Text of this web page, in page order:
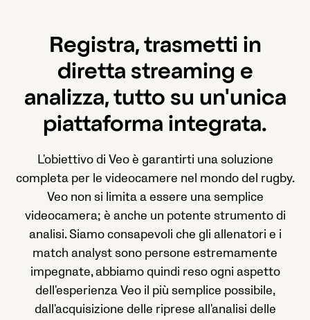
Registra, trasmetti in
diretta streaming e
analizza, tutto su un'unica
piattaforma integrata.
L'obiettivo di Veo è garantirti una soluzione
completa per le videocamere nel mondo del rugby.
Veo non si limita a essere una semplice
videocamera; è anche un potente strumento di
analisi. Siamo consapevoli che gli allenatori e i
match analyst sono persone estremamente
impegnate, abbiamo quindi reso ogni aspetto
dell'esperienza Veo il più semplice possibile,
dall'acquisizione delle riprese all'analisi delle